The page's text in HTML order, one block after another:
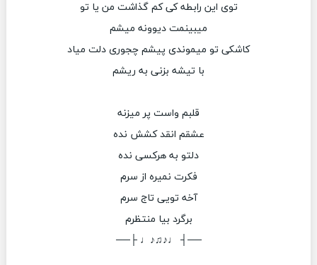
توی این رابطه کی کم گذاشت من یا تو
میبینمت دیوونه میشم
کاشکی تو میموندی پیشم چجوری دلت میاد
با تیشه بزنی به ریشم
قلبم واست پر میزنه
عشقم انقد کشش نده
دلتو به هرکسی نده
فکرت نمیره از سرم
آخه تویی تاج سرم
برگرد بیا منتظرم
──┤ ♩♪♫♪♩ ├──